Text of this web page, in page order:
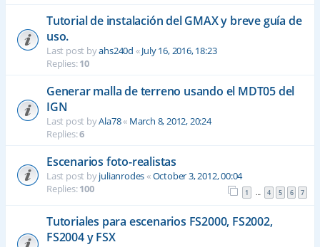
Tutorial de instalación del GMAX y breve guía de
uso.
Last post byahs240d «July 16, 2016, 18:23
Replies:10
Generar malla de terreno usando el MDT05 del
IGN
Last post byAla78« March 8, 2012, 20:24
Replies:6
Escenarios foto-realistas
Last post byjulianrodes«October 3, 2012, 00:04
Replies:100 1 … 4 5 6 7
Tutoriales para escenarios FS2000, FS2002,
FS2004 y FSX